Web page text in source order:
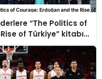
“The Politics of
of Türkiye” kitabını